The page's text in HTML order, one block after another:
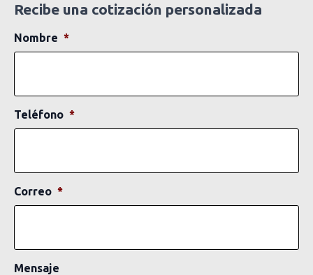
Recibe una cotización personalizada
Nombre *
Teléfono *
Correo *
Mensaje